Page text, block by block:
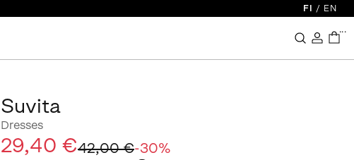
FI / EN
...
Suvita
Dresses
29,40 €42,00 €-30%